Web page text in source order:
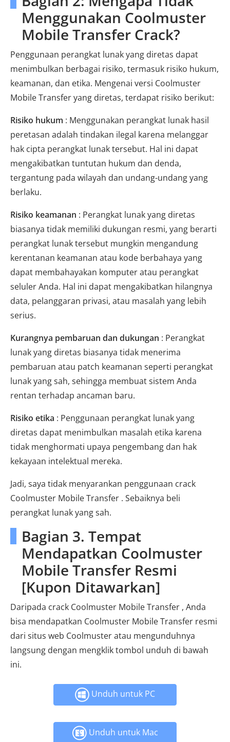
Menggunakan Coolmuster
Mobile Transfer Crack?
Penggunaan perangkat lunak yang diretas dapat
menimbulkan berbagai risiko, termasuk risiko hukum,
keamanan, dan etika. Mengenai versi Coolmuster
Mobile Transfer yang diretas, terdapat risiko berikut:
Risiko hukum : Menggunakan perangkat lunak hasil
peretasan adalah tindakan ilegal karena melanggar
hak cipta perangkat lunak tersebut. Hal ini dapat
mengakibatkan tuntutan hukum dan denda,
tergantung pada wilayah dan undang-undang yang
berlaku.
Risiko keamanan : Perangkat lunak yang diretas
biasanya tidak memiliki dukungan resmi, yang berarti
perangkat lunak tersebut mungkin mengandung
kerentanan keamanan atau kode berbahaya yang
dapat membahayakan komputer atau perangkat
seluler Anda. Hal ini dapat mengakibatkan hilangnya
data, pelanggaran privasi, atau masalah yang lebih
serius.
Kurangnya pembaruan dan dukungan : Perangkat
lunak yang diretas biasanya tidak menerima
pembaruan atau patch keamanan seperti perangkat
lunak yang sah, sehingga membuat sistem Anda
rentan terhadap ancaman baru.
Risiko etika : Penggunaan perangkat lunak yang
diretas dapat menimbulkan masalah etika karena
tidak menghormati upaya pengembang dan hak
kekayaan intelektual mereka.
Jadi, saya tidak menyarankan penggunaan crack
Coolmuster Mobile Transfer . Sebaiknya beli
perangkat lunak yang sah.
Bagian 3. Tempat
Mendapatkan Coolmuster
Mobile Transfer Resmi
[Kupon Ditawarkan]
Daripada crack Coolmuster Mobile Transfer , Anda
bisa mendapatkan Coolmuster Mobile Transfer resmi
dari situs web Coolmuster atau mengunduhnya
langsung dengan mengklik tombol unduh di bawah
ini.
Unduh untuk PC
Unduh untuk Mac